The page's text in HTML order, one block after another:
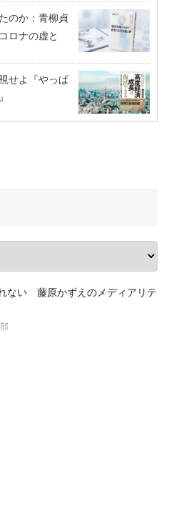
のか：青柳貞
ロナの虚と
せよ『やっぱ
ない 藤原かずえのメディアリテ